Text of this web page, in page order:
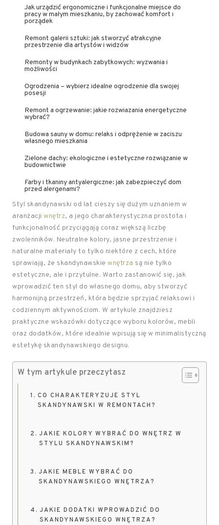
Jak urządzić ergonomiczne i funkcjonalne miejsce do
pracy w małym mieszkaniu, by zachować komfort i
porządek
Remont galerii sztuki: jak stworzyć atrakcyjne
przestrzenie dla artystów i widzów
Remonty w budynkach zabytkowych: wyzwania i
możliwości
Ogrodzenia – wybierz idealne ogrodzenie dla swojej
posesji
Remont a ogrzewanie: jakie rozwiazania energetyczne
wybrać?
Budowa sauny w domu: relaks i odprężenie w zaciszu
własnego mieszkania
Zielone dachy: ekologiczne i estetyczne rozwiązanie w
budownictwie
Farby i tkaniny antyalergiczne: jak zabezpieczyć dom
przed alergenami?
Styl skandynawski od lat cieszy się dużym uznaniem w
aranżacji wnętrz, a jego charakterystyczna prostota i
funkcjonalność przyciągają coraz większą liczbę
zwolenników. Neutralne kolory, jasne przestrzenie i
naturalne materiały to tylko niektóre z cech, które
sprawiają, że skandynawskie wnętrza są nie tylko
estetyczne, ale i przytulne. Warto zastanowić się, jak
wprowadzić ten styl do własnego domu, aby stworzyć
harmonijną przestrzeń, która będzie sprzyjać relaksowi i
codziennym aktywnościom. W artykule znajdziesz
praktyczne wskazówki dotyczące wyboru kolorów, mebli
oraz dodatków, które idealnie wpisują się w minimalistyczną
estetykę skandynawskiego designu.
W tym artykule przeczytasz
CO CHARAKTERYZUJE STYL
SKANDYNAWSKI W REMONTACH?
JAKIE KOLORY WYBRAĆ DO WNĘTRZ W
STYLU SKANDYNAWSKIM?
JAKIE MEBLE WYBRAĆ DO
SKANDYNAWSKIEGO WNĘTRZA?
JAKIE DODATKI WPROWADZIĆ DO
SKANDYNAWSKIEGO WNĘTRZA?